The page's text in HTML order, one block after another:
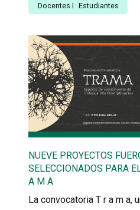
Docentes I Estudiantes
NUEVE PROYECTOS
SELECCIONADOS PARA
A M A
La convocatoria T r a m a,